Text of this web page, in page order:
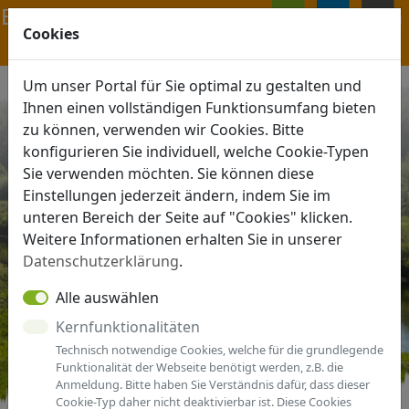
Cookies
Um unser Portal für Sie optimal zu gestalten und
Ihnen einen vollständigen Funktionsumfang bieten
zu können, verwenden wir Cookies. Bitte
konfigurieren Sie individuell, welche Cookie-Typen
Sie verwenden möchten. Sie können diese
Einstellungen jederzeit ändern, indem Sie im
unteren Bereich der Seite auf "Cookies" klicken.
Weitere Informationen erhalten Sie in unserer
Datenschutzerklärung.
Alle auswählen
Kernfunktionalitäten
Technisch notwendige Cookies, welche für die grundlegende
Funktionalität der Webseite benötigt werden, z.B. die
Anmeldung. Bitte haben Sie Verständnis dafür, dass dieser
Cookie-Typ daher nicht deaktivierbar ist. Diese Cookies
Navigation ein-/ausblenden
MENÜ